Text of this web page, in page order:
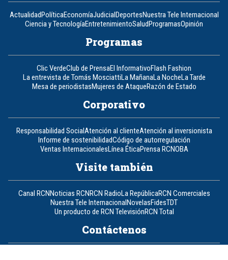
ActualidadPolíticaEconomíaJudicialDeportesNuestra Tele Internacional
Ciencia y TecnologíaEntretenimientoSaludProgramasOpinión
Programas
Clic VerdeClub de PrensaEl InformativoFlash Fashion
La entrevista de Tomás MosciattiLa MañanaLa NocheLa Tarde
Mesa de periodistasMujeres de AtaqueRazón de Estado
Corporativo
Responsabilidad SocialAtención al clienteAtención al inversionista
Informe de sostenibilidadCódigo de autorregulación
Ventas InternacionalesLínea ÉticaPrensa RCNOBA
Visite también
Canal RCNNoticias RCNRCN RadioLa RepúblicaRCN Comerciales
Nuestra Tele InternacionalNovelasFidesTDT
Un producto de RCN TelevisiónRCN Total
Contáctenos